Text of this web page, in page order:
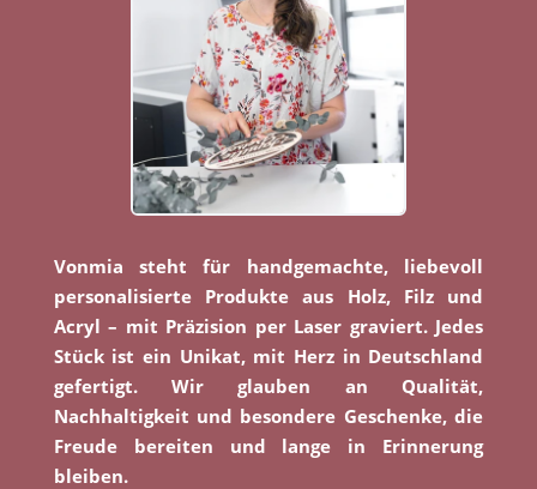
Vonmia steht für handgemachte, liebevoll
personalisierte Produkte aus Holz, Filz und
Acryl – mit Präzision per Laser graviert. Jedes
Stück ist ein Unikat, mit Herz in Deutschland
gefertigt. Wir glauben an Qualität,
Nachhaltigkeit und besondere Geschenke, die
Freude bereiten und lange in Erinnerung
bleiben.